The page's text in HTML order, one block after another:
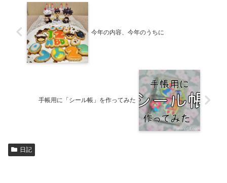
今年の内容、今年のうちに
手帳用に「シール帳」を作ってみた
日記